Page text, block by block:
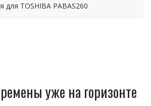
для TOSHIBA PABAS260
уже на горизонте